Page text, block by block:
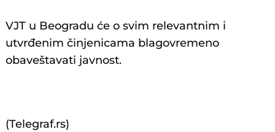
VJT u Beogradu će o svim relevantnim i
utvrđenim činjenicama blagovremeno
obaveštavati javnost.
(Telegraf.rs)